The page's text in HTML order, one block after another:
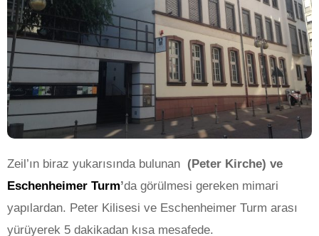
Zeil’ın biraz yukarısında bulunan (Peter Kirche) ve
Eschenheimer Turm’da görülmesi gereken mimari
yapılardan. Peter Kilisesi ve Eschenheimer Turm arası
yürüyerek 5 dakikadan kısa mesafede.